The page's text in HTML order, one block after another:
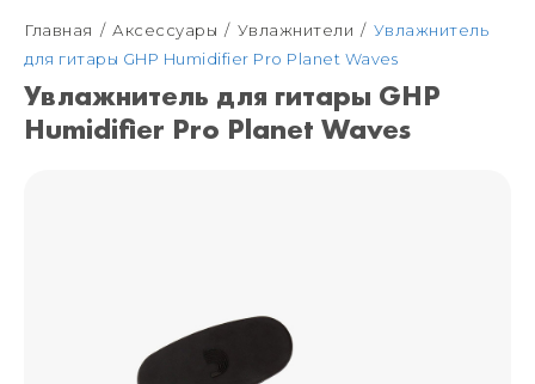
Интернет-магазин
+7 (925) 125-54-44
Москва
+7 (925) 176-55-65
+7 (999) 213-51-93
Главная Аксессуары Увлажнители
Увлажнитель
для гитары GHP Humidifier Pro Planet Waves
Увлажнитель для гитары GHP
Humidifier Pro Planet Waves